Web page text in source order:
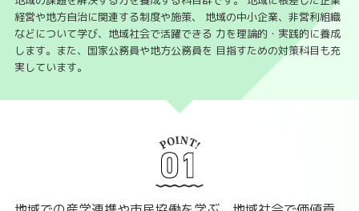
経営や地方自治に関連する制度や施策、
地域の中小企業、非営利組織
などについて学び、地域社会で活躍できる 力を理論的・実践的に養成
します。また、国家公務員や地方公務員を 目指すための対策科目も充
実しています。